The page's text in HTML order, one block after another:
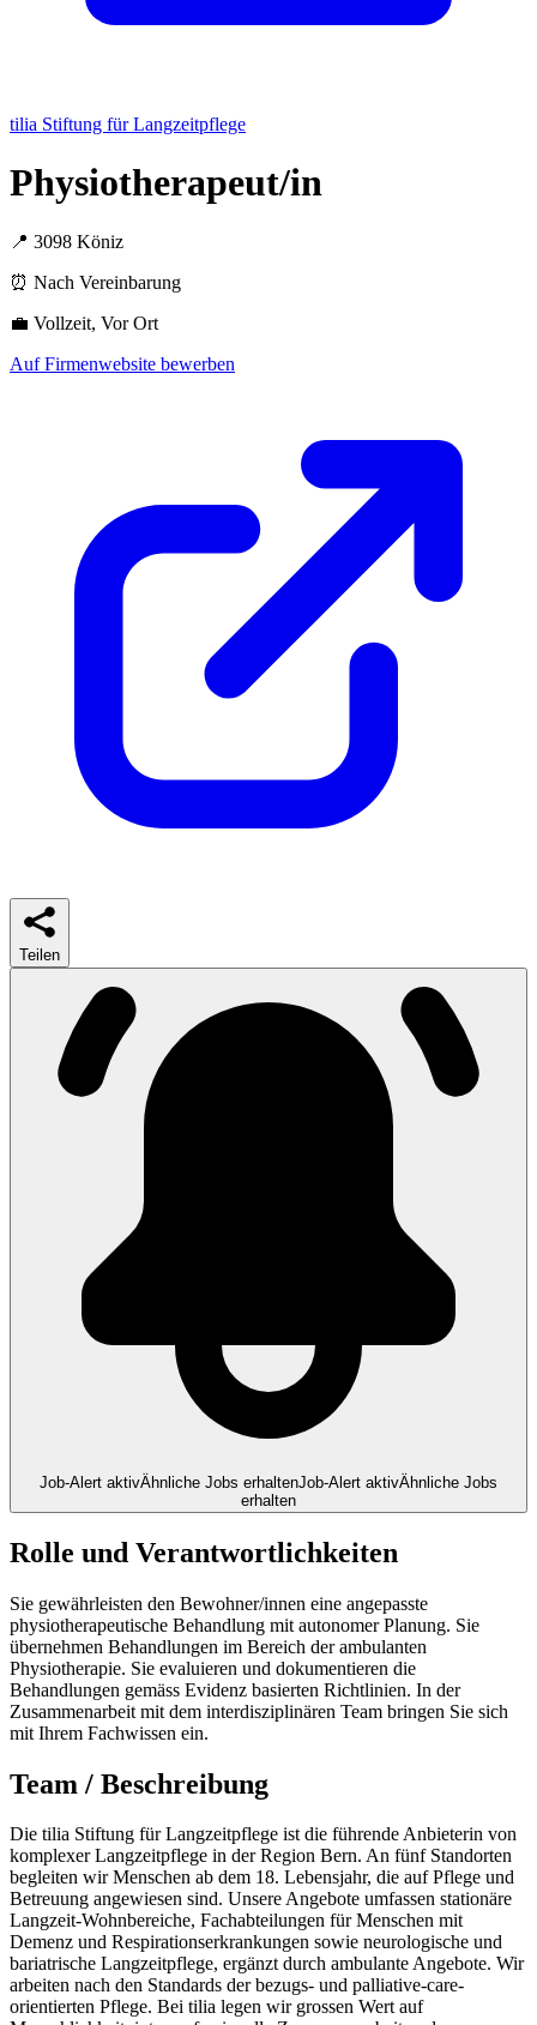
tilia Stiftung für Langzeitpflege
Physiotherapeut/in
📍 3098 Köniz
⏰ Nach Vereinbarung
💼 Vollzeit, Vor Ort
Auf Firmenwebsite bewerben
Teilen
Job-Alert aktivÄhnliche Jobs erhaltenJob-Alert aktivÄhnliche Jobs
erhalten
Rolle und Verantwortlichkeiten
Sie gewährleisten den Bewohner/innen eine angepasste
physiotherapeutische Behandlung mit autonomer Planung. Sie
übernehmen Behandlungen im Bereich der ambulanten
Physiotherapie. Sie evaluieren und dokumentieren die
Behandlungen gemäss Evidenz basierten Richtlinien. In der
Zusammenarbeit mit dem interdisziplinären Team bringen Sie sich
mit Ihrem Fachwissen ein.
Team / Beschreibung
Die tilia Stiftung für Langzeitpflege ist die führende Anbieterin von
komplexer Langzeitpflege in der Region Bern. An fünf Standorten
begleiten wir Menschen ab dem 18. Lebensjahr, die auf Pflege und
Betreuung angewiesen sind. Unsere Angebote umfassen stationäre
Langzeit-Wohnbereiche, Fachabteilungen für Menschen mit
Demenz und Respirationserkrankungen sowie neurologische und
bariatrische Langzeitpflege, ergänzt durch ambulante Angebote. Wir
arbeiten nach den Standards der bezugs- und palliative-care-
orientierten Pflege. Bei tilia legen wir grossen Wert auf